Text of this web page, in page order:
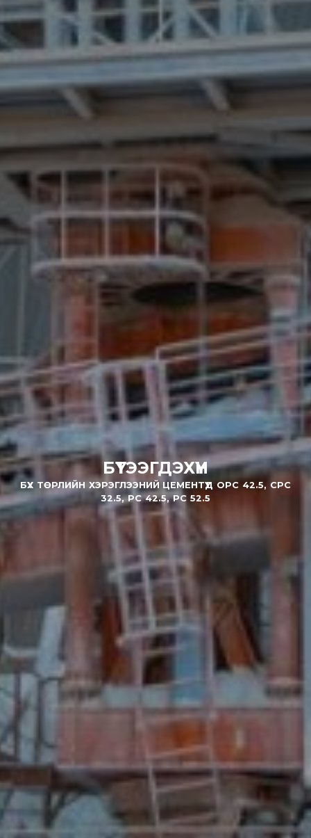
БҮТЭЭГДЭХҮҮН
БҮХ ТӨРЛИЙН ХЭРЭГЛЭЭНИЙ ЦЕМЕНТҮҮД OPC 42.5, CPC
32.5, PC 42.5, PC 52.5